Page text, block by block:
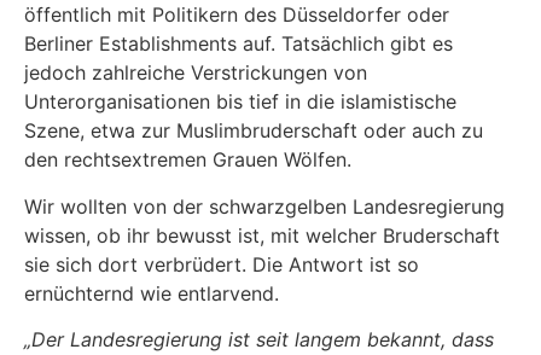
öffentlich mit Politikern des Düsseldorfer oder
Berliner Establishments auf. Tatsächlich gibt es
jedoch zahlreiche Verstrickungen von
Unterorganisationen bis tief in die islamistische
Szene, etwa zur Muslimbruderschaft oder auch zu
den rechtsextremen Grauen Wölfen.
Wir wollten von der schwarzgelben Landesregierung
wissen, ob ihr bewusst ist, mit welcher Bruderschaft
sie sich dort verbrüdert. Die Antwort ist so
ernüchternd wie entlarvend.
„Der Landesregierung ist seit langem bekannt, dass